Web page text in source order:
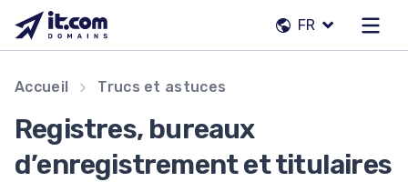
Passer
au
contenu
FR
Notre équipe
Contacts
Registraires
Accueil Trucs et astuces
Registres, bureaux
d’enregistrement et titulaires